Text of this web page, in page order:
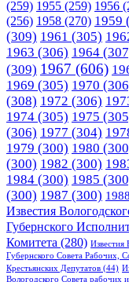
(259) 1955 (259) 1956
(256) 1958 (270) 1959
(309) 1961 (305)
1963 (306) 1964
(309) 1967 (606)
1969 (305) 1970
(308) 1972 (306)
1974 (305) 1975
(306) 1977 (304)
1979 (300) 1980
(300) 1982 (300)
1984 (300) 1985
(300) 1987 (300) 1988
Известия
Губернского
Комитета (280) Известия
Губернского Совета Рабочих,
Крестьянских Депутатов (44)
Вологодского Совета рабочих